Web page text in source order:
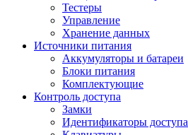
Тестеры
Управление
Хранение данных
Источники питания
Аккумуляторы и батареи
Блоки питания
Комплектующие
Контроль доступа
Замки
Идентификаторы доступа